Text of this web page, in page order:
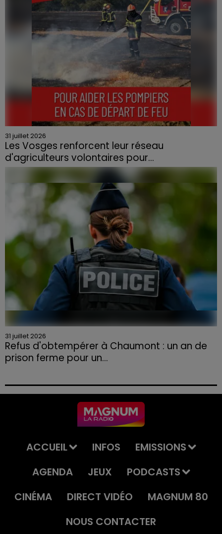
31 juillet 2026
Les Vosges renforcent leur réseau
d'agriculteurs volontaires pour...
Face à la sécheresse et aux risques de départs de feu,
la Chambre d'agriculture des Vosges a lancé un appel
aux agriculteurs volontaires pour venir en aide...
31 juillet 2026
Refus d'obtempérer à Chaumont : un an de
prison ferme pour un...
permis et la confiscation de son véhicule.
ACCUEIL INFOS
EMISSIONS
AGENDA
JEUX
PODCASTS
CINÉMA
DIRECT VIDÉO
MAGNUM 80
NOUS CONTACTER